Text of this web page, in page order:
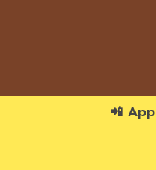
📲 App